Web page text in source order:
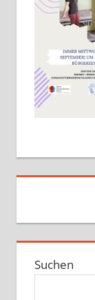
Suchen